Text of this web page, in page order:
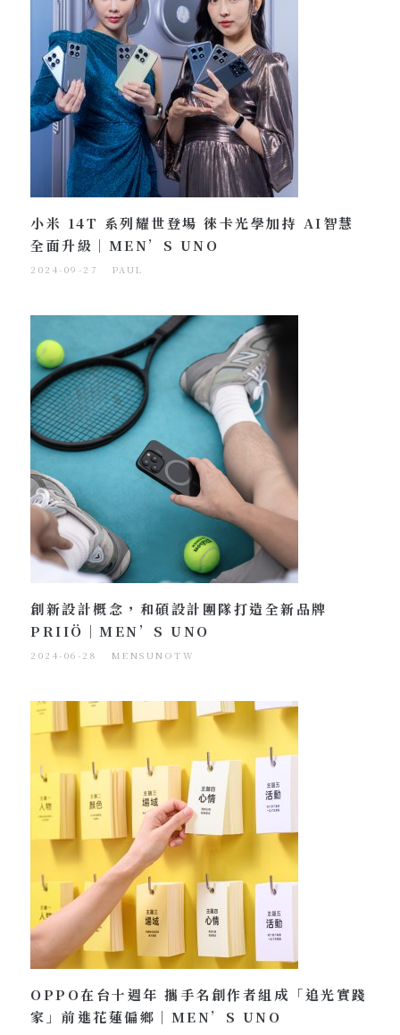
小米 14T 系列耀世登場 徠卡光學加持 AI智慧
全面升級｜MEN’S UNO
2024-09-27 PAUL
創新設計概念，和碩設計團隊打造全新品牌
PRIIÖ｜MEN’S UNO
2024-06-28 MENSUNOTW
OPPO在台十週年 攜手名創作者組成「追光實踐
家」前進花蓮偏鄉｜MEN’S UNO